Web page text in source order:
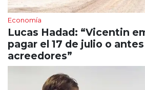
Economía
Lucas Hadad: “Vicentin
pagar el 17 de julio o
acreedores”